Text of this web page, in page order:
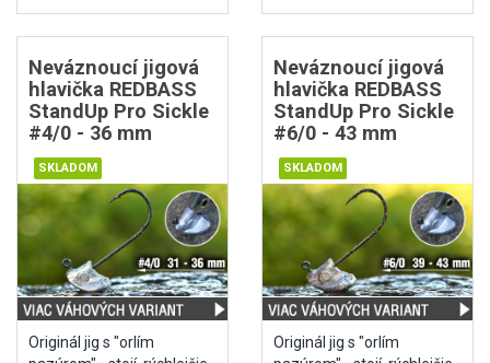
Neváznoucí jigová
hlavička REDBASS
StandUp Pro Sickle
#4/0 - 36 mm
Originál jig s "orlím
Neváznoucí jigová
hlavička REDBASS
StandUp Pro Sickle
#6/0 - 43 mm
Originál jig s "orlím